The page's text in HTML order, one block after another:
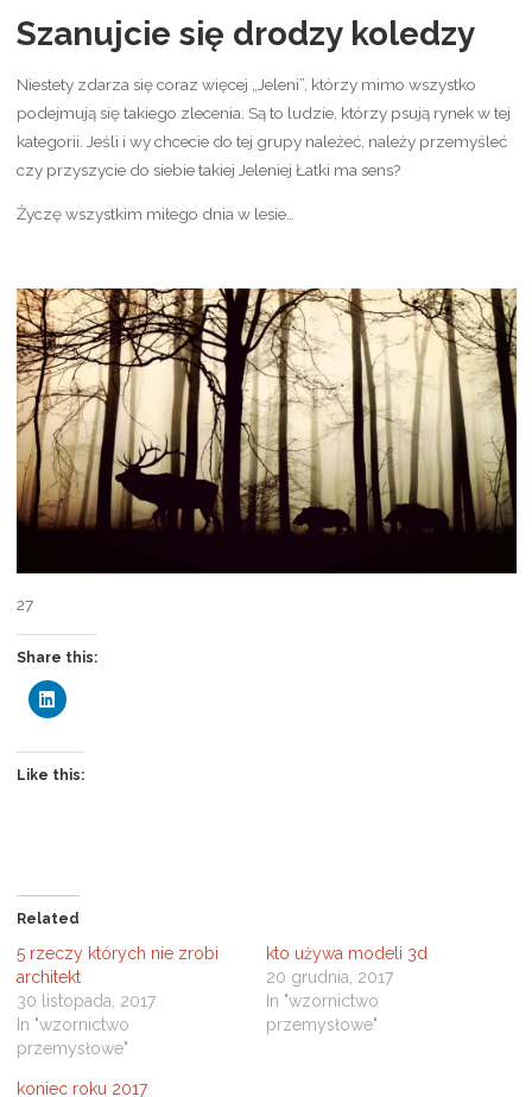
Szanujcie się drodzy koledzy
Niestety zdarza się coraz więcej „Jeleni”, którzy mimo wszystko
podejmują się takiego zlecenia. Są to ludzie, którzy psują rynek w tej
kategorii. Jeśli i wy chcecie do tej grupy należeć, należy przemyśleć
czy przyszycie do siebie takiej Jeleniej Łatki ma sens?
Życzę wszystkim miłego dnia w lesie…
27
Share this:
C
l
k
t
n
L
i
k
e
d
I
n
(
O
e
Like this:
Related
5 rzeczy których nie zrobi
architekt
30 listopada, 2017
In "wzornictwo
przemysłowe"
kto używa modeli 3d
20 grudnia, 2017
In "wzornictwo
przemysłowe"
koniec roku 2017